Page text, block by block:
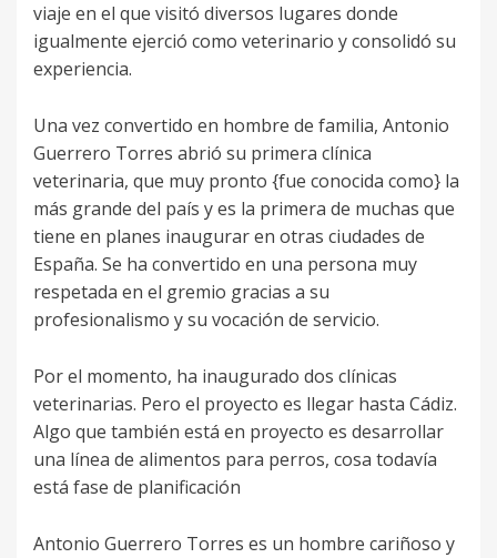
viaje en el que visitó diversos lugares donde
igualmente ejerció como veterinario y consolidó su
experiencia.
Una vez convertido en hombre de familia, Antonio
Guerrero Torres abrió su primera clínica
veterinaria, que muy pronto {fue conocida como} la
más grande del país y es la primera de muchas que
tiene en planes inaugurar en otras ciudades de
España. Se ha convertido en una persona muy
respetada en el gremio gracias a su
profesionalismo y su vocación de servicio.
Por el momento, ha inaugurado dos clínicas
veterinarias. Pero el proyecto es llegar hasta Cádiz.
Algo que también está en proyecto es desarrollar
una línea de alimentos para perros, cosa todavía
está fase de planificación
Antonio Guerrero Torres es un hombre cariñoso y